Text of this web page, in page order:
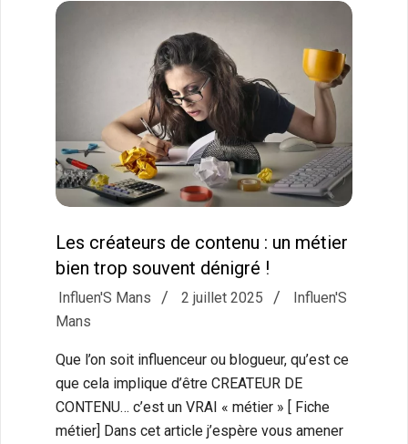
Les créateurs de contenu : un métier
bien trop souvent dénigré !
2025-
07-
Influen'S Mans 2 juillet 2025
Influen'S
Mans
Que l’on soit influenceur ou blogueur, qu’est ce
que cela implique d’être CREATEUR DE
CONTENU… c’est un VRAI « métier » [ Fiche
métier] Dans cet article j’espère vous amener